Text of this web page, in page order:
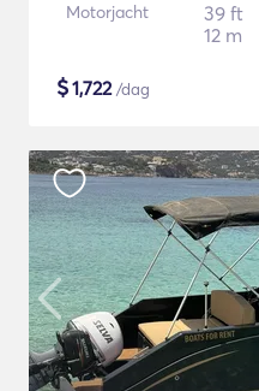
Motorjacht
39 ft
12 m
$1,722/dag